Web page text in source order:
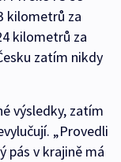
kilometrů za
kilometrů za
zatím nikdy
výsledky, zatím
„Provedli
pás v krajině má